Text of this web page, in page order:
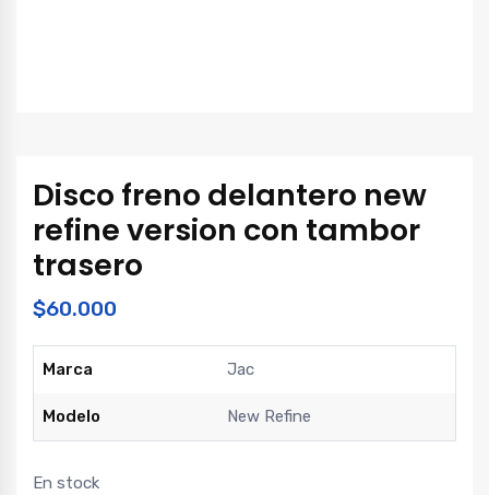
Disco freno delantero new
refine version con tambor
trasero
$60.000
Marca Jac
Modelo New Refine
En stock